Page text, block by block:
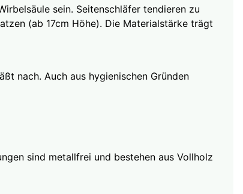
sein. Seitenschläfer tendieren zu
(ab 17cm Höhe). Die Materialstärke trägt
nach. Auch aus hygienischen Gründen
sind metallfrei und bestehen aus Vollholz